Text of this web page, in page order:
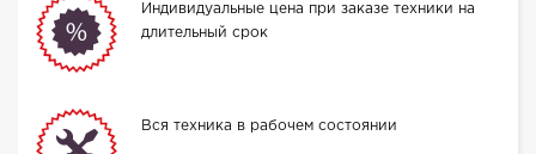
Индивидуальные цена при заказе техники на
длительный срок
Вся техника в рабочем состоянии